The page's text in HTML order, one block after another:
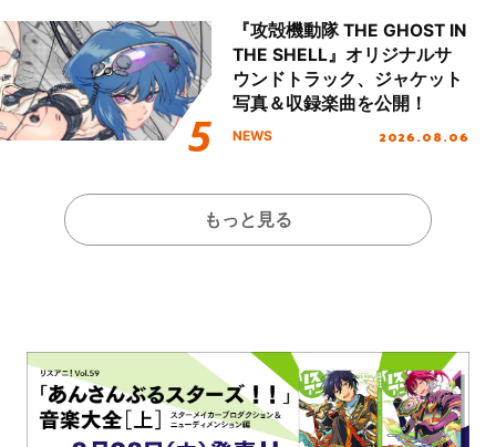
『攻殻機動隊 THE GHOST IN
THE SHELL』オリジナルサ
ウンドトラック、ジャケット
写真＆収録楽曲を公開！
NEWS 2026.08.06
もっと見る